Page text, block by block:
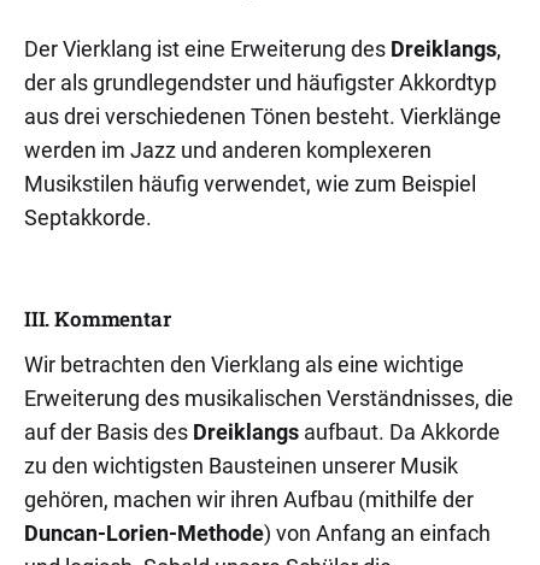
Der Vierklang ist eine Erweiterung des Dreiklangs,
der als grundlegendster und häufigster Akkordtyp
aus drei verschiedenen Tönen besteht. Vierklänge
werden im Jazz und anderen komplexeren
Musikstilen häufig verwendet, wie zum Beispiel
Septakkorde.
III. Kommentar
Wir betrachten den Vierklang als eine wichtige
Erweiterung des musikalischen Verständnisses, die
auf der Basis des Dreiklangs aufbaut. Da Akkorde
zu den wichtigsten Bausteinen unserer Musik
gehören, machen wir ihren Aufbau (mithilfe der
Duncan-Lorien-Methode) von Anfang an einfach